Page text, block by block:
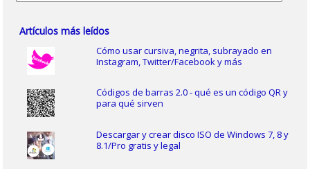
Artículos más leídos
Cómo usar cursiva, negrita, subrayado en
Instagram, Twitter/Facebook y más
Códigos de barras 2.0 - qué es un código QR y
para qué sirven
Descargar y crear disco ISO de Windows 7, 8 y
8.1/Pro gratis y legal